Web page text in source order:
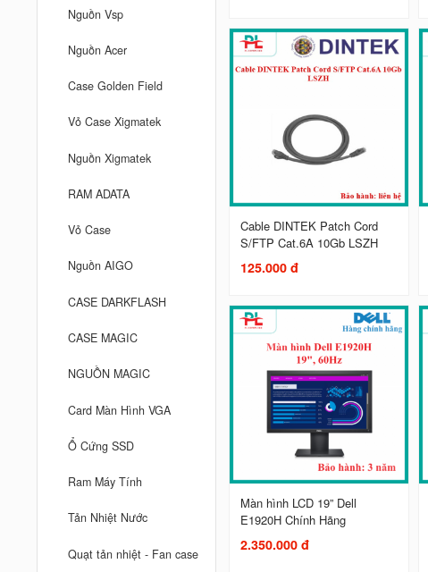
Nguồn Vsp
Nguồn Acer
Case Golden Field
Vỏ Case Xigmatek
Nguồn Xigmatek
RAM ADATA
Vỏ Case
Nguồn AIGO
CASE DARKFLASH
CASE MAGIC
NGUỒN MAGIC
Card Màn Hình VGA
Ổ Cứng SSD
Ram Máy Tính
Tản Nhiệt Nước
Quạt tản nhiệt - Fan case
Cable DINTEK Patch Cord
S/FTP Cat.6A 10Gb LSZH
125.000 đ
Màn hình LCD 19” Dell
E1920H Chính Hãng
2.350.000 đ